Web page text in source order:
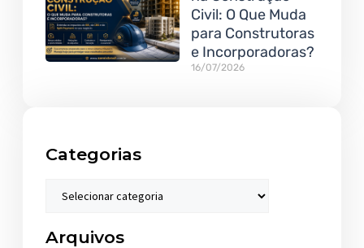
Civil: O Que Muda
para Construtoras
e Incorporadoras?
16/07/2026
Categorias
Arquivos